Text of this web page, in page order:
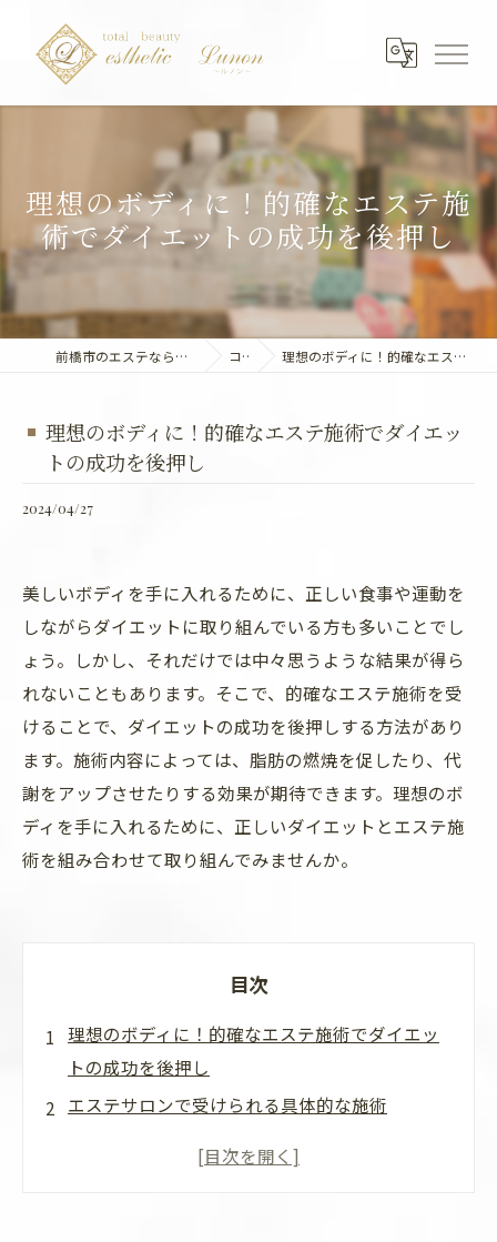
理想のボディに！的確なエステ施
術でダイエットの成功を後押し
前橋市のエステならエステティック～Lunon～ コラム 理想のボディに！的確なエステ施術でダイエットの成功を後押し
理想のボディに！的確なエステ施術でダイエッ
トの成功を後押し
2024/04/27
美しいボディを手に入れるために、正しい食事や運動を
しながらダイエットに取り組んでいる方も多いことでし
ょう。しかし、それだけでは中々思うような結果が得ら
れないこともあります。そこで、的確なエステ施術を受
けることで、ダイエットの成功を後押しする方法があり
ます。施術内容によっては、脂肪の燃焼を促したり、代
謝をアップさせたりする効果が期待できます。理想のボ
ディを手に入れるために、正しいダイエットとエステ施
術を組み合わせて取り組んでみませんか。
目次
理想のボディに！的確なエステ施術でダイエッ
トの成功を後押し
エステサロンで受けられる具体的な施術